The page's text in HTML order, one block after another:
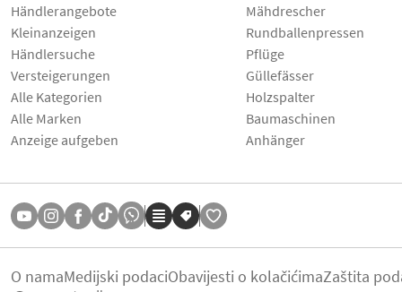
Händlerangebote
Kleinanzeigen
Händlersuche
Versteigerungen
Alle Kategorien
Alle Marken
Anzeige aufgeben
Mähdrescher
Rundballenpressen
Pflüge
Güllefässer
Holzspalter
Baumaschinen
Anhänger
O namaMedijski podaciObavijesti o kolačićimaZaštita